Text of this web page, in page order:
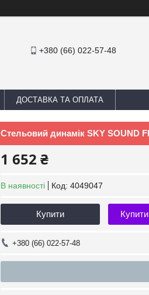
+380 (66) 022-57-48
ДОСТАВКА ТА ОПЛАТА
Стельовий динамік SKY SOUND
1 652 ₴
В наявності Код: 4049047
Купити
+380 (66) 022-57-48